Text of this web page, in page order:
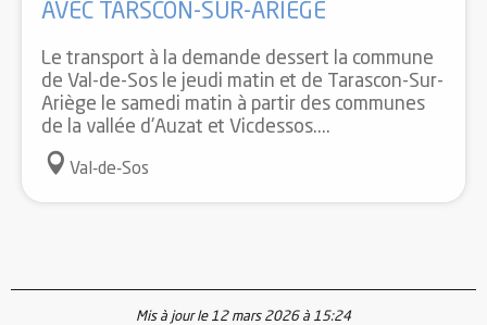
AVEC TARSCON-SUR-ARIÈGE
Le transport à la demande dessert la commune
de Val-de-Sos le jeudi matin et de Tarascon-Sur-
Ariège le samedi matin à partir des communes
de la vallée d'Auzat et Vicdessos....
Val-de-Sos
Mis à jour le 12 mars 2026 à 15:24